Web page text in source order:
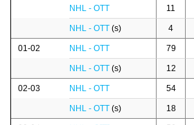
NHL - OTT 11
NHL - OTT (s) 4
01-02 NHL - OTT 79
NHL - OTT (s) 12
02-03 NHL - OTT 54
NHL - OTT (s) 18